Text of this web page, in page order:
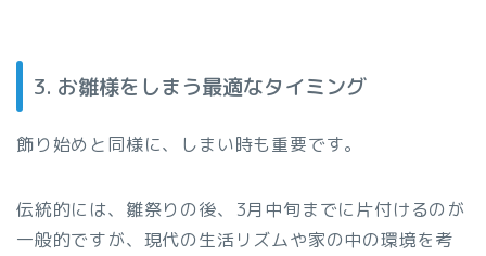
3. お雛様をしまう最適なタイミング
飾り始めと同様に、しまい時も重要です。
伝統的には、雛祭りの後、3月中旬までに片付けるのが
一般的ですが、現代の生活リズムや家の中の環境を考